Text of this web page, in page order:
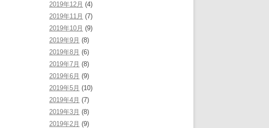
2019年12月 (4)
2019年11月 (7)
2019年10月 (9)
2019年9月 (8)
2019年8月 (6)
2019年7月 (8)
2019年6月 (9)
2019年5月 (10)
2019年4月 (7)
2019年3月 (8)
2019年2月 (9)